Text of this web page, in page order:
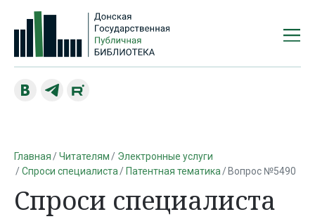
Главная Читателям
Электронные услуги
Спроси специалиста
Патентная тематика Вопрос №5490
Спроси специалиста